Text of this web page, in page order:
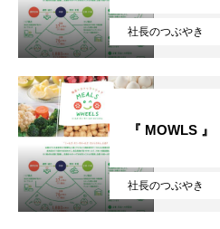
HOME
ABOUT US
INTERVIEW
社長のつぶやき
社長のつぶやき
『 MOWLS 』